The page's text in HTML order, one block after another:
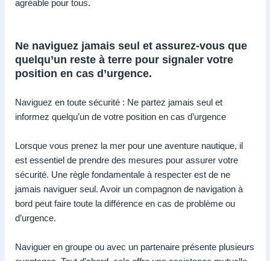
agréable pour tous.
Ne naviguez jamais seul et assurez-vous que
quelqu’un reste à terre pour signaler votre
position en cas d’urgence.
Naviguez en toute sécurité : Ne partez jamais seul et
informez quelqu’un de votre position en cas d’urgence
Lorsque vous prenez la mer pour une aventure nautique, il
est essentiel de prendre des mesures pour assurer votre
sécurité. Une règle fondamentale à respecter est de ne
jamais naviguer seul. Avoir un compagnon de navigation à
bord peut faire toute la différence en cas de problème ou
d’urgence.
Naviguer en groupe ou avec un partenaire présente plusieurs